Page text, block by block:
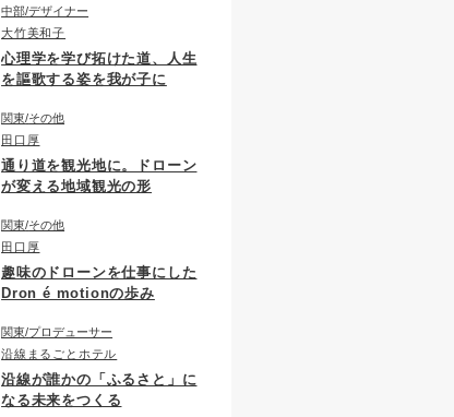
中部 デザイナー
大竹美和子
心理学を学び拓けた道、人生
を謳歌する姿を我が子に
関東 その他
田口厚
通り道を観光地に。ドローン
が変える地域観光の形
関東 その他
田口厚
趣味のドローンを仕事にした
Dron é motionの歩み
関東 プロデューサー
沿線まるごとホテル
沿線が誰かの「ふるさと」に
なる未来をつくる